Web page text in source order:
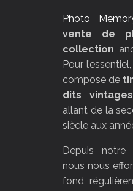
Photo
vente de
collection,
Pour
composé de
dits vintages
allant de la
siècle aux
Depuis
nous nous
fond